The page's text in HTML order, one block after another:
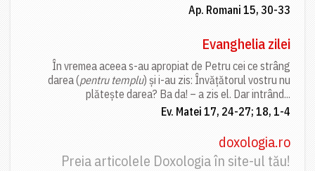
Ap. Romani 15, 30-33
Evanghelia zilei
În vremea aceea s-au apropiat de Petru cei ce strâng
darea (pentru templu) și i-au zis: Învățătorul vostru nu
plătește darea? Ba da! – a zis el. Dar intrând...
Ev. Matei 17, 24-27; 18, 1-4
doxologia.ro
Preia articolele Doxologia în site-ul tău!